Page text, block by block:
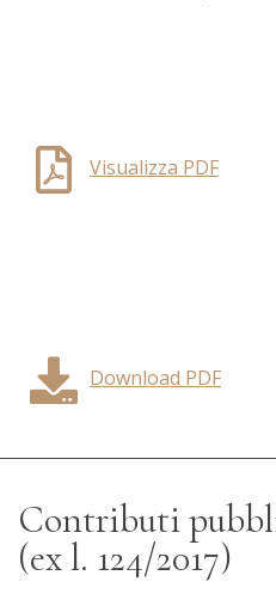
Visualizza PDF
Download PDF
Contributi
(ex l. 124/2017)